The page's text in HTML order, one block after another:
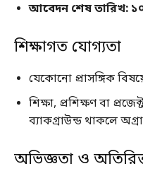
আবেদন শেষ তারিখ:
শিক্ষাগত যোগ্যতা
যেকোনো প্রাসঙ্গিক
শিক্ষা, প্রশিক্ষণ বা
ব্যাকগ্রাউন্ড থাকলে
অভিজ্ঞতা ও